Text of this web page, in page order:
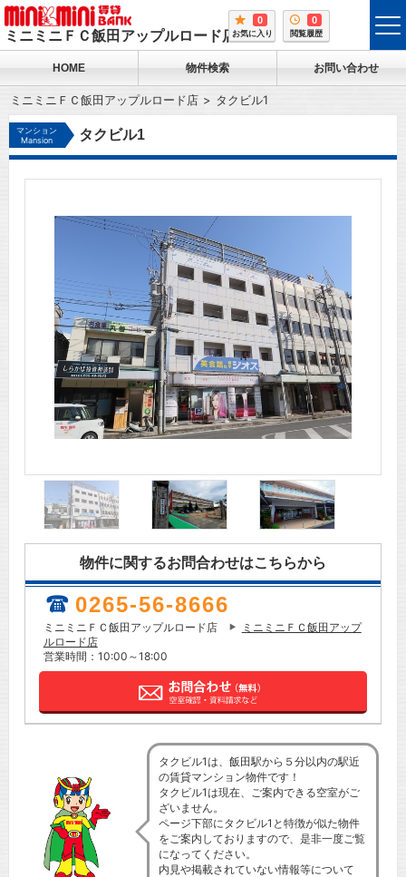
ミニミニＦＣ飯田アップルロード店
0
お気に入り
0
閲覧履歴
HOME 物件検索 お問い合わせ
ミニミニＦＣ飯田アップルロード店 タクビル1
マンション
Mansion
タクビル1
物件に関するお問合わせはこちらから
0265-56-8666
ミニミニＦＣ飯田アップルロード店
ミニミニＦＣ飯田アップ
ルロード店
営業時間：10:00～18:00
タクビル1は、飯田駅から５分以内の駅近
の賃貸マンション物件です！
タクビル1は現在、ご案内できる空室がご
ざいません。
ページ下部にタクビル1と特徴が似た物件
をご案内しておりますので、是非一度ご覧
になってください。
内見や掲載されていない情報等について